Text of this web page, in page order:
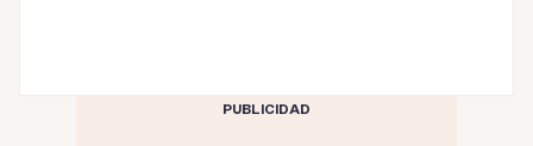
PUBLICIDAD